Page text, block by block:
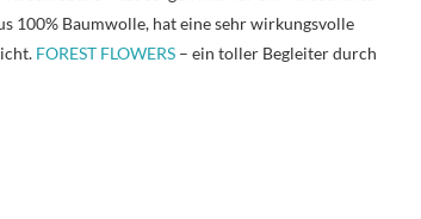
100% Baumwolle, hat eine sehr wirkungsvolle
FOREST FLOWERS – ein toller Begleiter durch